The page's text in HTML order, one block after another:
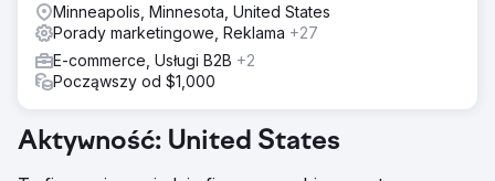
Minneapolis, Minnesota, United States
Porady marketingowe, Reklama +27
E-commerce, Usługi B2B +2
Począwszy od $1,000
Aktywność: United States